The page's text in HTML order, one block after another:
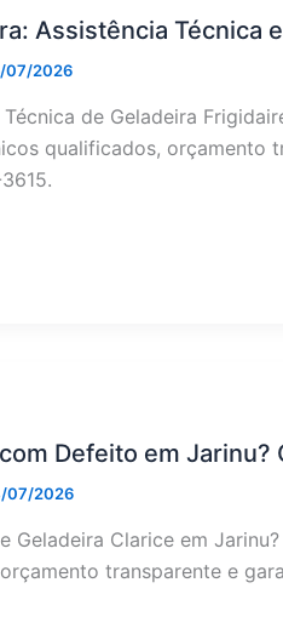
Assistência
07/2026
de Geladeira
qualificados, orçamento
Defeito em
07/2026
Geladeira Clarice em
transparente e